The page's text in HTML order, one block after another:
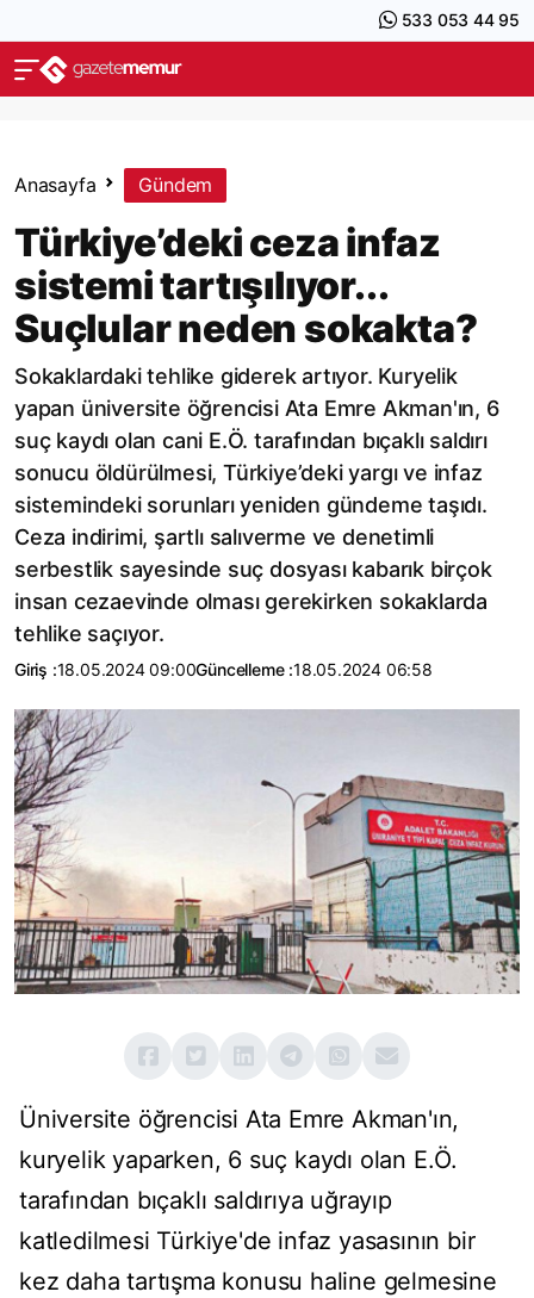
533 053 44 95
Anasayfa Gündem
Türkiye’deki ceza infaz
sistemi tartışılıyor...
Suçlular neden sokakta?
Sokaklardaki tehlike giderek artıyor. Kuryelik
yapan üniversite öğrencisi Ata Emre Akman'ın, 6
suç kaydı olan cani E.Ö. tarafından bıçaklı saldırı
sonucu öldürülmesi, Türkiye’deki yargı ve infaz
sistemindeki sorunları yeniden gündeme taşıdı.
Ceza indirimi, şartlı salıverme ve denetimli
serbestlik sayesinde suç dosyası kabarık birçok
insan cezaevinde olması gerekirken sokaklarda
tehlike saçıyor.
Giriş :18.05.2024 09:00Güncelleme :18.05.2024 06:58
Üniversite öğrencisi Ata Emre Akman'ın,
kuryelik yaparken, 6 suç kaydı olan E.Ö.
tarafından bıçaklı saldırıya uğrayıp
katledilmesi Türkiye'de infaz yasasının bir
kez daha tartışma konusu haline gelmesine